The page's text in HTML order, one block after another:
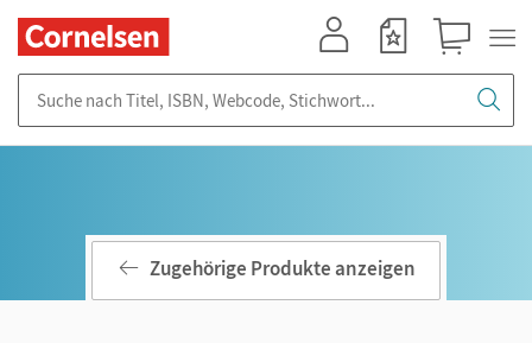
Zugehörige Produkte anzeigen